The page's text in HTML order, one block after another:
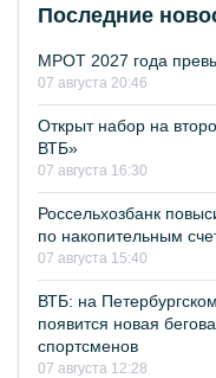
Последние
МРОТ 2027 года
07 августа 20:46
Открыт набор на
ВТБ»
07 августа 16:30
Россельхозбанк
по накопительным
07 августа 15:40
ВТБ: на
появится новая
спортсменов
07 августа 12:28